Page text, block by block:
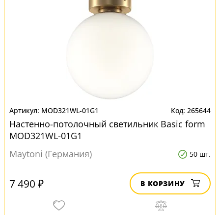
MOD321WL-01G1 265644
Настенно-потолочный светильник Basic form
MOD321WL-01G1
Maytoni (Германия)
50 шт.
7 490 ₽ В КОРЗИНУ